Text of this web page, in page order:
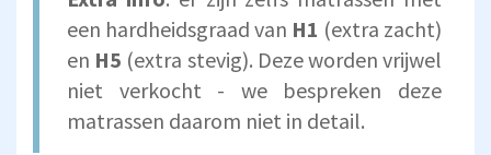
een hardheidsgraad van H1 (extra zacht)
en H5 (extra stevig). Deze worden vrijwel
niet verkocht - we bespreken deze
matrassen daarom niet in detail.